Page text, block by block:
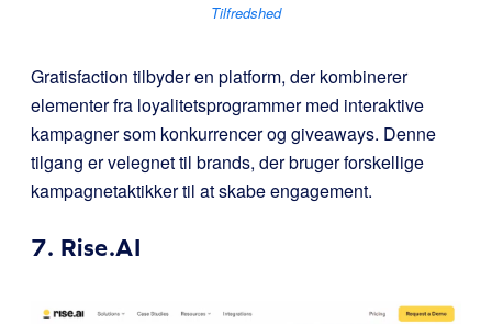
Tilfredshed
Gratisfaction tilbyder en platform, der kombinerer
elementer fra loyalitetsprogrammer med interaktive
kampagner som konkurrencer og giveaways. Denne
tilgang er velegnet til brands, der bruger forskellige
kampagnetaktikker til at skabe engagement.
7. Rise.AI